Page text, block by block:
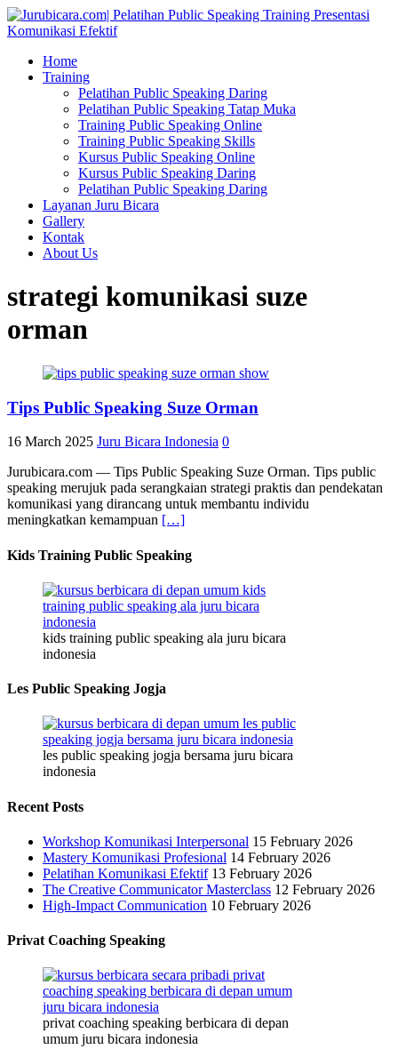
Home
Training
Pelatihan Public Speaking Daring
Pelatihan Public Speaking Tatap Muka
Training Public Speaking Online
Training Public Speaking Skills
Kursus Public Speaking Online
Kursus Public Speaking Daring
Pelatihan Public Speaking Daring
Layanan Juru Bicara
Gallery
Kontak
About Us
strategi komunikasi suze
orman
Tips Public Speaking Suze Orman
16 March 2025 Juru Bicara Indonesia 0
Jurubicara.com — Tips Public Speaking Suze Orman. Tips public
speaking merujuk pada serangkaian strategi praktis dan pendekatan
komunikasi yang dirancang untuk membantu individu
meningkatkan kemampuan […]
Kids Training Public Speaking
kids training public speaking ala juru bicara
indonesia
Les Public Speaking Jogja
les public speaking jogja bersama juru bicara
indonesia
Recent Posts
Workshop Komunikasi Interpersonal 15 February 2026
Mastery Komunikasi Profesional 14 February 2026
Pelatihan Komunikasi Efektif 13 February 2026
The Creative Communicator Masterclass 12 February 2026
High-Impact Communication 10 February 2026
Privat Coaching Speaking
privat coaching speaking berbicara di depan
umum juru bicara indonesia